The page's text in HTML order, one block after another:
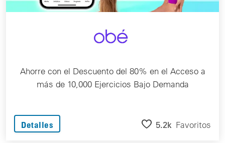
Ahorre con el Descuento del 80% en el Acceso a
más de 10,000 Ejercicios Bajo Demanda
Detalles 5.2k Favoritos